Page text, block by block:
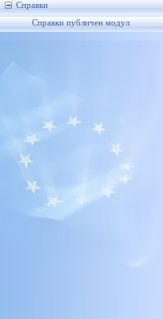
Справки
Справки публичен модул